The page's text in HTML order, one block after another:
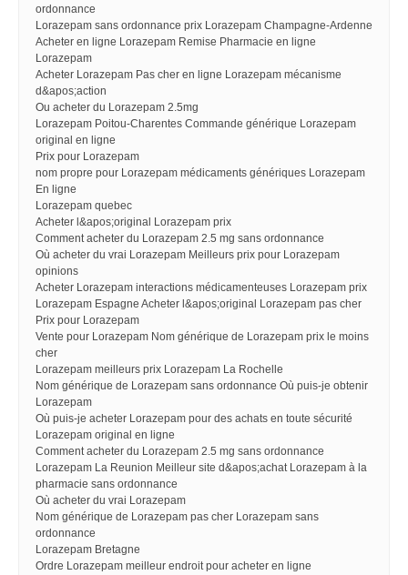
ordonnance
Lorazepam sans ordonnance prix Lorazepam Champagne-Ardenne
Acheter en ligne Lorazepam Remise Pharmacie en ligne
Lorazepam
Acheter Lorazepam Pas cher en ligne Lorazepam mécanisme
d&apos;action
Ou acheter du Lorazepam 2.5mg
Lorazepam Poitou-Charentes Commande générique Lorazepam
original en ligne
Prix pour Lorazepam
nom propre pour Lorazepam médicaments génériques Lorazepam
En ligne
Lorazepam quebec
Acheter l&apos;original Lorazepam prix
Comment acheter du Lorazepam 2.5 mg sans ordonnance
Où acheter du vrai Lorazepam Meilleurs prix pour Lorazepam
opinions
Acheter Lorazepam interactions médicamenteuses Lorazepam prix
Lorazepam Espagne Acheter l&apos;original Lorazepam pas cher
Prix pour Lorazepam
Vente pour Lorazepam Nom générique de Lorazepam prix le moins
cher
Lorazepam meilleurs prix Lorazepam La Rochelle
Nom générique de Lorazepam sans ordonnance Où puis-je obtenir
Lorazepam
Où puis-je acheter Lorazepam pour des achats en toute sécurité
Lorazepam original en ligne
Comment acheter du Lorazepam 2.5 mg sans ordonnance
Lorazepam La Reunion Meilleur site d&apos;achat Lorazepam à la
pharmacie sans ordonnance
Où acheter du vrai Lorazepam
Nom générique de Lorazepam pas cher Lorazepam sans
ordonnance
Lorazepam Bretagne
Ordre Lorazepam meilleur endroit pour acheter en ligne